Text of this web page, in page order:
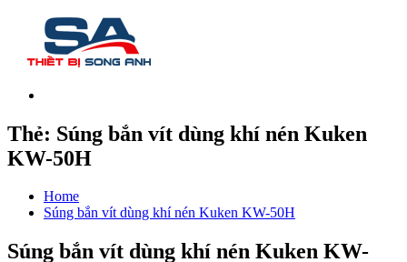
Thẻ: Súng bắn vít dùng khí nén Kuken
KW-50H
Home
Súng bắn vít dùng khí nén Kuken KW-50H
Súng bắn vít dùng khí nén Kuken KW-